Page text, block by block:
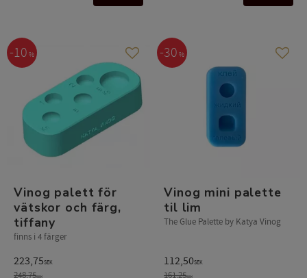
Vinog palett för
vätskor och färg,
tiffany
finns i 4 färger
223,75SEK
248,75SEK
10 % Gem som favorit
Vinog mini palette
til lim
The Glue Palette by Katya Vinog
112,50SEK
161,25SEK
30 % Gem